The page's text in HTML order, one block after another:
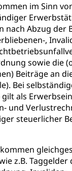
im Sinn
nach Abzug der
,
sowie die
Beiträge an
Bei
als
und
steuerlicher
z.B. Taggelder
Staatsarchiv
und
der
Bibliotheken
Dienststelle
Kultur (Luzern
Kulturerbe,
Vermittlung,
Kunst,
Kunst